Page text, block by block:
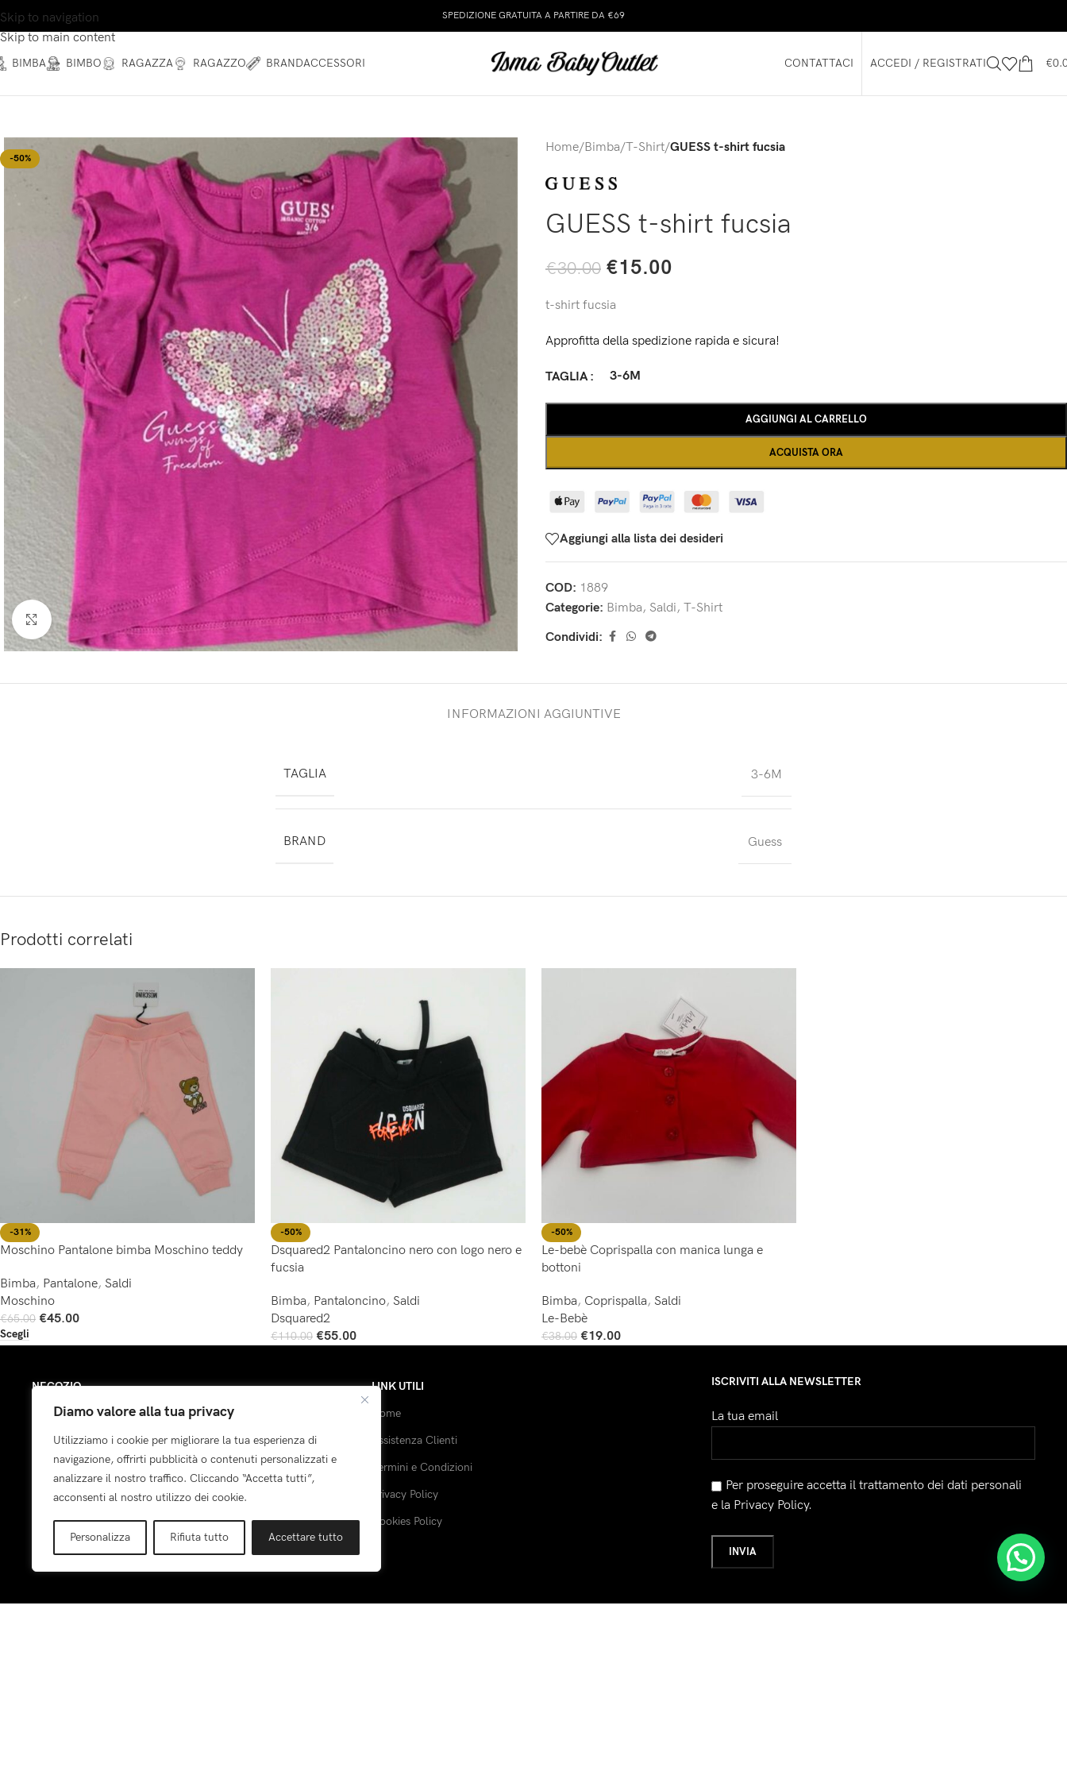
Diamo valore alla tua privacy
Utilizziamo i cookie per migliorare la tua esperienza di
navigazione, offrirti pubblicità o contenuti personalizzati e
analizzare il nostro traffico. Cliccando “Accetta tutti”,
acconsenti al nostro utilizzo dei cookie.
Personalizza Rifiuta tutto Accettare tutto
Skip to navigation
Skip to main content
SPEDIZIONE GRATUITA A PARTIRE DA €69
BIMBA BIMBO RAGAZZA RAGAZZO BRANDACCESSORI CONTATTACI ACCEDI / REGISTRATI €
-50%
Click to enlarge
Home/Bimba/T-Shirt/GUESS t-shirt fucsia
GUESS t-shirt fucsia
€30.00 €15.00
t-shirt fucsia
Approfitta della spedizione rapida e sicura!
TAGLIA 3-6M
AGGIUNGI AL CARRELLO
ACQUISTA ORA
Aggiungi alla lista dei desideri
COD: 1889
Categorie: Bimba, Saldi, T-Shirt
Condividi:
INFORMAZIONI AGGIUNTIVE
TAGLIA 3-6M
BRAND Guess
Prodotti correlati
-31%
Moschino Pantalone bimba Moschino teddy
Bimba, Pantalone, Saldi
Moschino
€65.00 €45.00
Scegli
-50%
Dsquared2 Pantaloncino nero con logo nero e
fucsia
Bimba, Pantaloncino, Saldi
Dsquared2
€110.00 €55.00
-50%
Le-bebè Coprispalla con manica lunga e
bottoni
Bimba, Coprispalla, Saldi
Le-Bebè
€38.00 €19.00
NEGOZIO
Bimba
Bimbo
Ragazza
Ragazzo
Visita i Brand
LINK UTILI
Home
Assistenza Clienti
Termini e Condizioni
Privacy Policy
Cookies Policy
ISCRIVITI ALLA NEWSLETTER
La tua email
Per proseguire accetta il trattamento dei dati personali
e la Privacy Policy.